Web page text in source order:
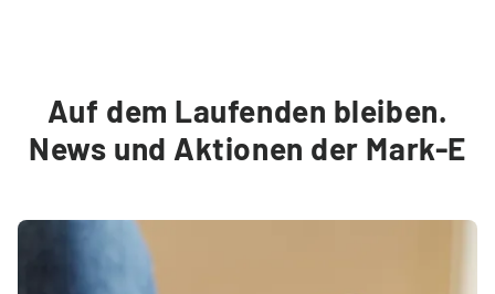
Auf dem Laufenden bleiben.
News und Aktionen der Mark-E